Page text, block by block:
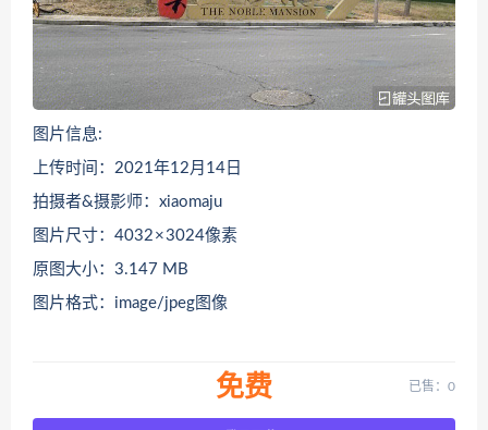
图片信息:
上传时间：2021年12月14日
拍摄者&摄影师：xiaomaju
图片尺寸：4032 × 3024像素
原图大小：3.147 MB
图片格式：image/jpeg图像
免费 已售：0